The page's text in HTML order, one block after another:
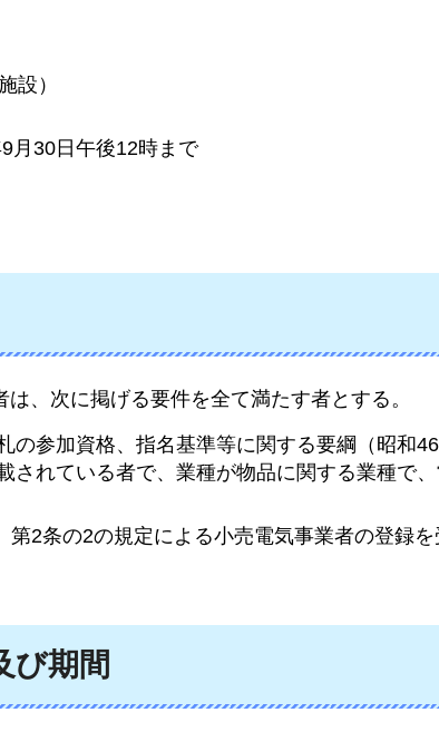
設）
月30日午後12時まで
、 次に掲げる要件を全て満たす者とする。
の参加資格、指名基準等に関する要綱（昭和
されている者で、業種が物品に関する業種で
2条の2の規定による小売電気事業者の登録
び期間